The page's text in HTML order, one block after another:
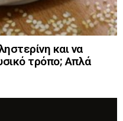
και να
τρόπο; Απλά